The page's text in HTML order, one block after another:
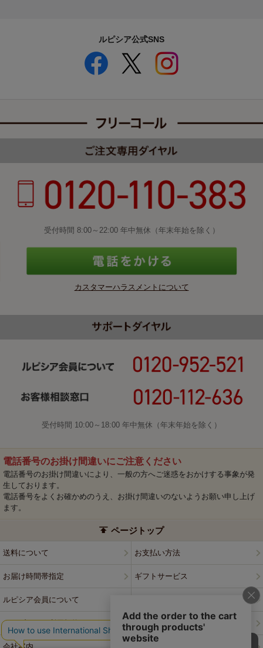
ルピシア公式SNS
受付時間 8:00～22:00 年中無休（年末年始を除く）
カスタマーハラスメントについて
受付時間 10:00～18:00 年中無休（年末年始を除く）
電話番号のお掛け間違いにご注意ください
電話番号のお掛け間違いにより、一般の方へご迷惑をおかけする事象が発
生しております。
電話番号をよくお確かめのうえ、お掛け間違いのないようお願い申し上げ
ます。
ページトップ
送料について お支払い方法
お届け時間帯指定 ギフトサービス
ルピシア会員について
ウェブサイト利用規約 特定商取引法に基づく表記